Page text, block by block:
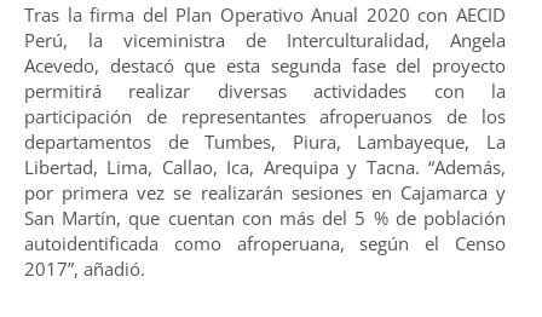
Tras la firma del Plan Operativo Anual 2020 con AECID
Perú, la viceministra de Interculturalidad, Angela
Acevedo, destacó que esta segunda fase del proyecto
permitirá realizar diversas actividades con la
participación de representantes afroperuanos de los
departamentos de Tumbes, Piura, Lambayeque, La
Libertad, Lima, Callao, Ica, Arequipa y Tacna. “Además,
por primera vez se realizarán sesiones en Cajamarca y
San Martín, que cuentan con más del 5 % de población
autoidentificada como afroperuana, según el Censo
2017”, añadió.